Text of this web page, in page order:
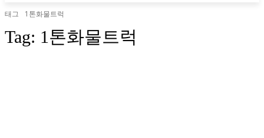
태그 1톤화물트럭
Tag: 1톤화물트럭